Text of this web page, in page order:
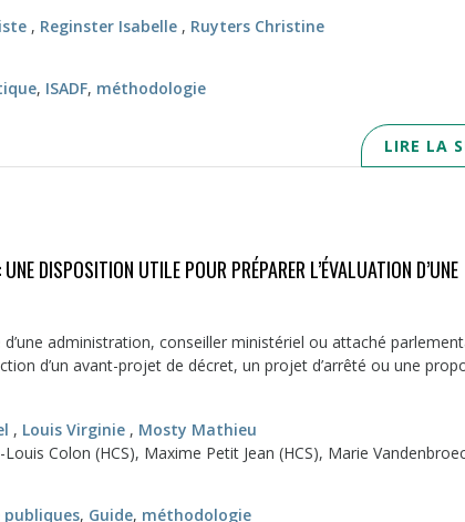
, Reginster Isabelle , Ruyters Christine
, ISADF, méthodologie
LIRE LA
DISPOSITION UTILE POUR PRÉPARER L’ÉVALUATION D’UNE
administration, conseiller ministériel ou attaché
d’un avant-projet de décret, un projet d’arrêté ou une
, Louis Virginie , Mosty Mathieu
Louis Colon (HCS), Maxime Petit Jean (HCS), Marie
, Guide, méthodologie